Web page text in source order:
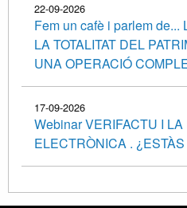
22-09-2026
Fem un cafè i parlem
LA TOTALITAT DEL
UNA OPERACIÓ
17-09-2026
Webinar VERIFACTU I
ELECTRÒNICA .